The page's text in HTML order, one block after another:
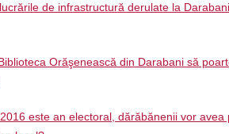
de infrastructură derulate la
Orăşenească din Darabani să
este an electoral, dărăbănenii vor avea